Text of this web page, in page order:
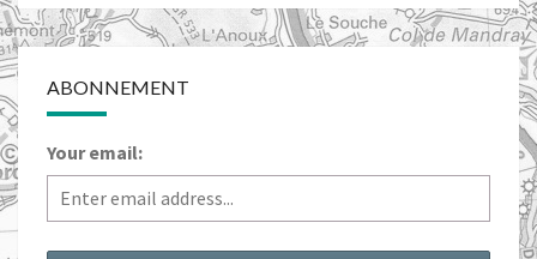
ABONNEMENT
Your email: